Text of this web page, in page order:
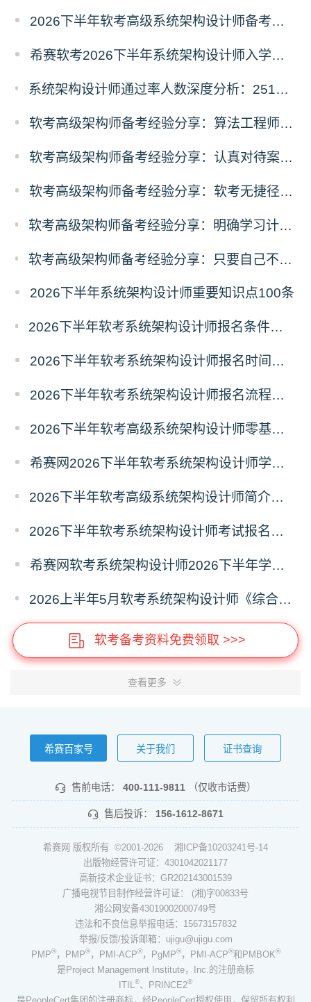
2026下半年软考高级系统架构设计师备考经典100题
希赛软考2026下半年系统架构设计师入学摸底测试卷
系统架构设计师通过率人数深度分析：2511vs2605考期各地数据对比
软考高级架构师备考经验分享：算法工程师的架构设计师学习经历
软考高级架构师备考经验分享：认真对待案例，重视AI技术
软考高级架构师备考经验分享：软考无捷径，功到自然成
软考高级架构师备考经验分享：明确学习计划，有序分配精力，坚持终会成功
软考高级架构师备考经验分享：只要自己不认输，那失败的概率就是0
2026下半年系统架构设计师重要知识点100条
2026下半年软考系统架构设计师报名条件有哪些？需要准备什么材料？
2026下半年软考系统架构设计师报名时间及条件
2026下半年软考系统架构设计师报名流程及注意事项
2026下半年软考高级系统架构设计师零基础备考建议
希赛网2026下半年软考系统架构设计师学习打卡表
2026下半年软考高级系统架构设计师简介（考试重点+范围）
2026下半年软考系统架构设计师考试报名什么时候开始？
希赛网软考系统架构设计师2026下半年学习计划
2026上半年5月软考系统架构设计师《综合知识》真题答案汇总
软考备考资料免费领取 >>>
查看更多
希赛百家号 关于我们 证书查询
售前电话： 400-111-9811 （仅收市话费）
售后投诉： 156-1612-8671
希赛网 版权所有 ©2001-2026 湘ICP备10203241号-14
出版物经营许可证：4301042021177
高新技术企业证书：GR202143001539
广播电视节目制作经营许可证： (湘)字00833号
湘公网安备43019002000749号
违法和不良信息举报电话：15673157832
举报/反馈/投诉邮箱：ujigu@ujigu.com
PMP®，PMP®，PMI-ACP®，PgMP®，PMI-ACP®和PMBOK®
是Project Management Institute，Inc.的注册商标
ITIL
®、PRINCE2®